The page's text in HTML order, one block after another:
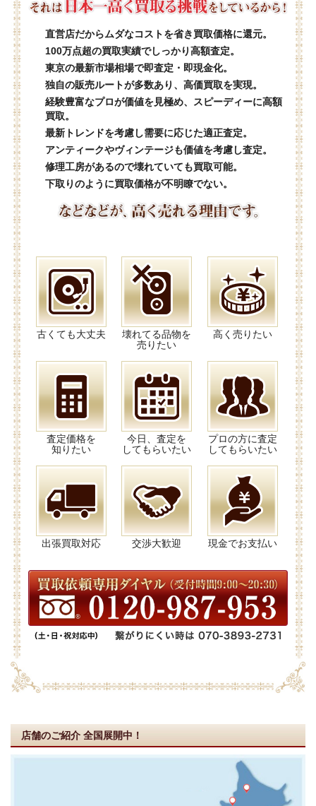
直営店だからムダなコストを省き買取価格に還元。
100万点超の買取実績でしっかり高額査定。
東京の最新市場相場で即査定・即現金化。
独自の販売ルートが多数あり、高価買取を実現。
経験豊富なプロが価値を見極め、スピーディーに高額
買取。
最新トレンドを考慮し需要に応じた適正査定。
アンティークやヴィンテージも価値を考慮し査定。
修理工房があるので壊れていても買取可能。
下取りのように買取価格が不明瞭でない。
古くても大丈夫
壊れてる品物を
売りたい
高く売りたい
査定価格を
知りたい
今日、査定を
してもらいたい
プロの方に査定
してもらいたい
出張買取対応 交渉大歓迎 現金でお支払い
店舗のご紹介 全国展開中！